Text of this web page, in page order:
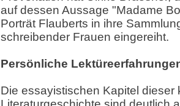
auf dessen Aussage "Madame
Porträt Flauberts in ihre
schreibender Frauen eingereiht.
Persönliche
Die essayistischen Kapitel dieser